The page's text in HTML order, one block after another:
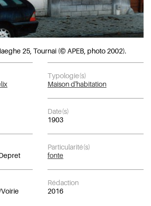
25, Tournai (© APEB, photo 2002).
Typologie(s)
Maison d'habitation
Date(s)
1903
Particularité(s)
fonte
Rédaction
2016